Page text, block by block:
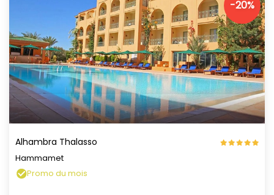
-20%
Alhambra Thalasso
Hammamet
Promo du mois